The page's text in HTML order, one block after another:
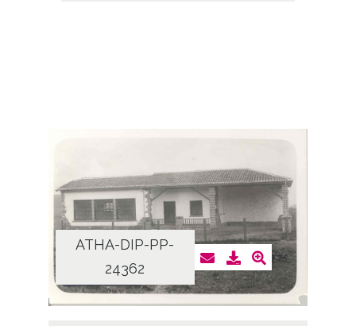
ATHA-DIP-PP-
24362